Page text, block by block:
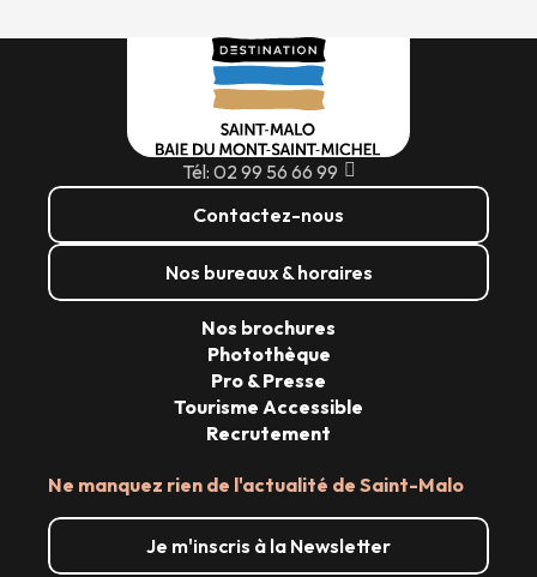
Tél: 02 99 56 66 99
Contactez-nous
Nos bureaux & horaires
Ne manquez rien de l'actualité de Saint-Malo
Je m'inscris à la Newsletter
Nos brochures
Photothèque
Pro & Presse
Tourisme Accessible
Recrutement